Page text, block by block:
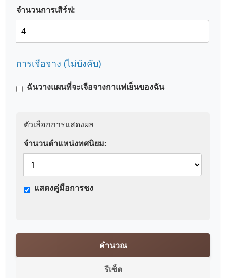
จำนวนการเสิร์ฟ:
การเจือจาง (ไม่บังคับ)
ฉันวางแผนที่จะเจือจางกาแฟเย็นของฉัน
ตัวเลือกการแสดงผล
จำนวนตำแหน่งทศนิยม:
แสดงคู่มือการชง
คำนวณ
รีเซ็ต